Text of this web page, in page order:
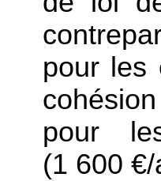
pour les
pour
(1 600